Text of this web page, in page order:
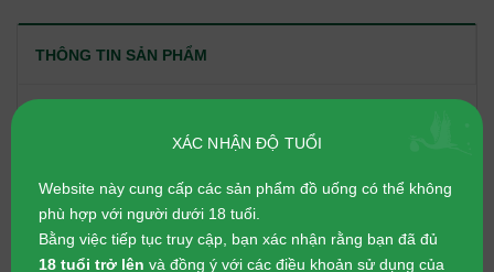
THÔNG TIN SẢN PHẨM
Rượu shochu thường có nồng độ cồn 25~26 độ.
Rượu shochu được làm từ gạo,lúa mạch,khoai,...được
lên men sau đó đem đi chưng cất.
Cách uống rượu shochu: uống nóng hoặc lạnh.
XÁC NHẬN ĐỘ TUỔI
Website này cung cấp các sản phẩm đồ uống có thể không
phù hợp với người dưới 18 tuổi.
Bằng việc tiếp tục truy cập, bạn xác nhận rằng bạn đã đủ
18 tuổi trở lên và đồng ý với các điều khoản sử dụng của